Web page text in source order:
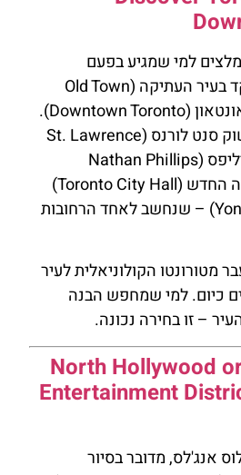
למי שמגיע בפעם
הראשונה. הוא מתמקד בעיר העתיקה (Old Town
Toronto) ובמרכז הדאונטאון (Downtown Toronto).
המסלול עובר באזור שוק סנט לורנס (St. Lawrence
Market), כיכר נתן פיליפס (Nathan Phillips
Square), בניין העירייה החדש (Toronto City Hall)
ורחוב יונג (Yonge Street) – שנחשב לאחד הרחובות
מטורונטו הקולוניאלית לעיר
כיום. למי שמחפש הבנה
– זו בחירה נכונה.
North Hollywood
Entertainment
אנג'לס, מדובר בסיור